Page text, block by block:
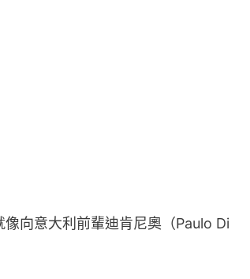
向意大利前輩迪肯尼奧（Paulo Di